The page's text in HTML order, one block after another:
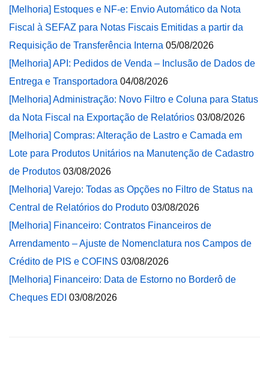
[Melhoria] Estoques e NF-e: Envio Automático da Nota
Fiscal à SEFAZ para Notas Fiscais Emitidas a partir da
Requisição de Transferência Interna 05/08/2026
[Melhoria] API: Pedidos de Venda – Inclusão de Dados de
Entrega e Transportadora 04/08/2026
[Melhoria] Administração: Novo Filtro e Coluna para Status
da Nota Fiscal na Exportação de Relatórios 03/08/2026
[Melhoria] Compras: Alteração de Lastro e Camada em
Lote para Produtos Unitários na Manutenção de Cadastro
de Produtos 03/08/2026
[Melhoria] Varejo: Todas as Opções no Filtro de Status na
Central de Relatórios do Produto 03/08/2026
[Melhoria] Financeiro: Contratos Financeiros de
Arrendamento – Ajuste de Nomenclatura nos Campos de
Crédito de PIS e COFINS 03/08/2026
[Melhoria] Financeiro: Data de Estorno no Borderô de
Cheques EDI 03/08/2026